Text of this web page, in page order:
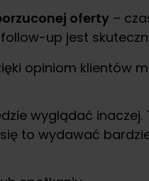
oferty –
up jest
opiniom klientów
wyglądać
to wydawać